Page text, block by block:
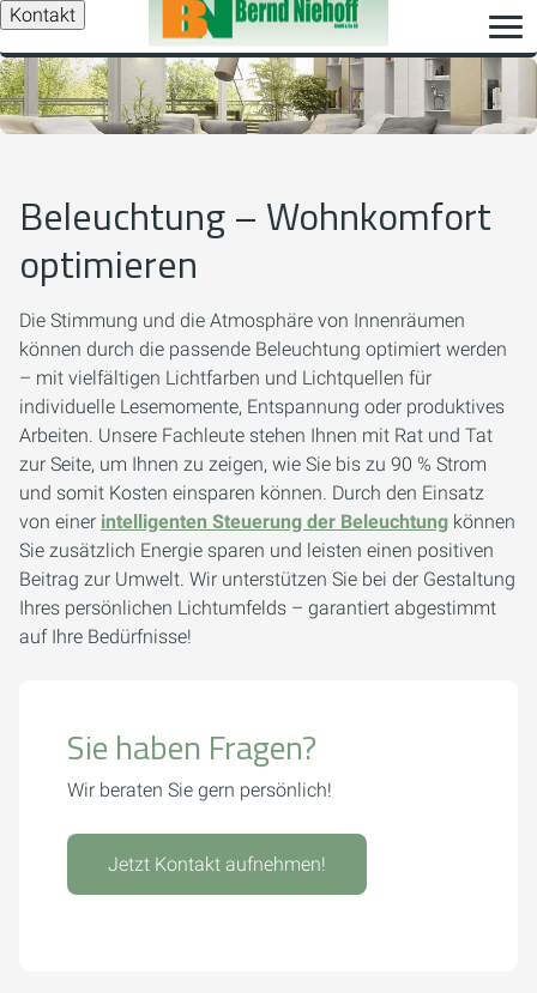
Kontakt
Beleuchtung – Wohnkomfort
optimieren
Die Stimmung und die Atmosphäre von Innenräumen
können durch die passende Beleuchtung optimiert werden
– mit vielfältigen Lichtfarben und Lichtquellen für
individuelle Lesemomente, Entspannung oder produktives
Arbeiten. Unsere Fachleute stehen Ihnen mit Rat und Tat
zur Seite, um Ihnen zu zeigen, wie Sie bis zu 90 % Strom
und somit Kosten einsparen können. Durch den Einsatz
von einer intelligenten Steuerung der Beleuchtung können
Sie zusätzlich Energie sparen und leisten einen positiven
Beitrag zur Umwelt. Wir unterstützen Sie bei der Gestaltung
Ihres persönlichen Lichtumfelds – garantiert abgestimmt
auf Ihre Bedürfnisse!
Sie haben Fragen?
Wir beraten Sie gern persönlich!
Jetzt Kontakt aufnehmen!